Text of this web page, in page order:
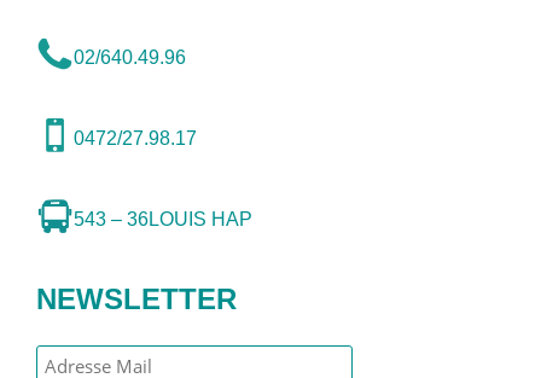
02/640.49.96
0472/27.98.17
543 – 36LOUIS HAP
NEWSLETTER